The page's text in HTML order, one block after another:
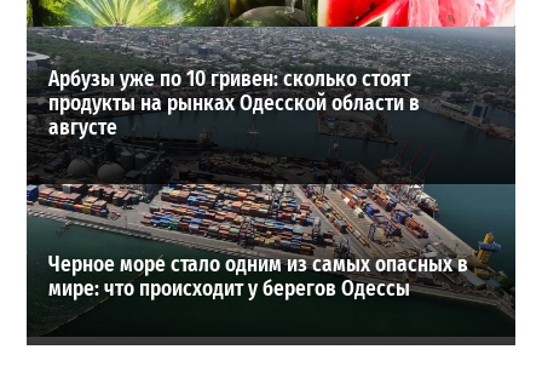
Арбузы уже по 10 гривен: сколько стоят
продукты на рынках Одесской области в
августе
Черное море стало одним из самых опасных в
мире: что происходит у берегов Одессы